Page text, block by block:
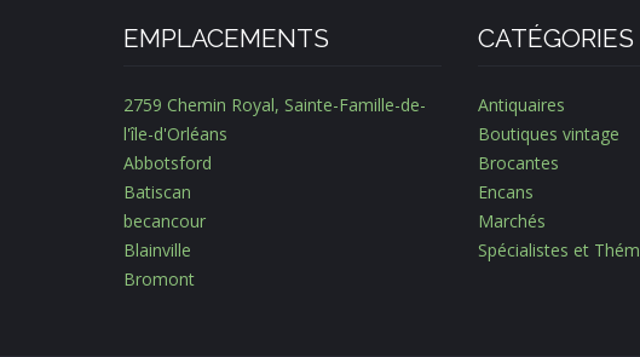
EMPLACEMENTS
2759 Chemin Royal, Sainte-Famille-de-
l'île-d'Orléans
Abbotsford
Batiscan
becancour
Blainville
Bromont
CATÉGORIES
Antiquaires
Boutiques vintage
Brocantes
Encans
Marchés
Spécialistes et